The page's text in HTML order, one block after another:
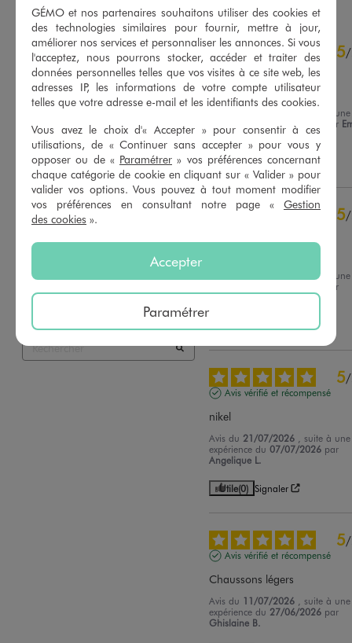
4.7/5
Basé sur10
avis soumis à un
contrôle
Voir tous les avis sur ce site
5étoiles
7
4étoiles
3
3étoiles
5/
Avis vérifié et récompensé
Très confortable et jolis
, suite à une
25/07/2026 par
B.
Utile(0) Signaler
5/
, suite à une
par
Christine D.
5/
Avis vérifié et récompensé
nikel
Avis du 21/07/2026
, suite à une
expérience du07/07/2026 par
Angelique L.
Utile(0) Signaler
5/
Avis vérifié et récompensé
Chaussons légers
Avis du 11/07/2026
, suite à une
expérience du 27/06/2026 par
Ghislaine B.
GÉMO et nos partenaires souhaitons utiliser des cookies et
des technologies similaires pour fournir, mettre à jour,
améliorer nos services et personnaliser les annonces. Si vous
l'acceptez, nous pourrons stocker, accéder et traiter des
données personnelles telles que vos visites à ce site web, les
adresses IP, les informations de votre compte utilisateur
telles que votre adresse e-mail et les identifiants des cookies.
Vous avez le choix d'« Accepter » pour consentir à ces
utilisations, de « Continuer sans accepter » pour vous y
opposer ou de « Paramétrer » vos préférences concernant
chaque catégorie de cookie en cliquant sur « Valider » pour
valider vos options. Vous pouvez à tout moment modifier
vos préférences en consultant notre page « Gestion
des cookies ».
Accepter
Paramétrer